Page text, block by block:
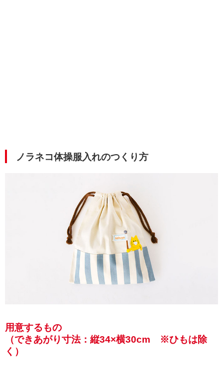
ノラネコ体操服入れのつくり方
用意するもの
（できあがり寸法：縦34×横30cm ※ひもは除
く）